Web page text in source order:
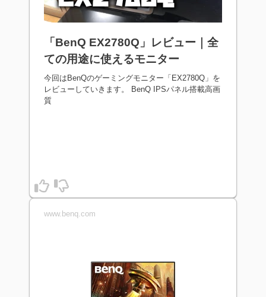
「BenQ EX2780Q」レビュー｜全
ての用途に使えるモニター
今回はBenQのゲーミングモニター「EX2780Q」を
レビューしていきます。 BenQ IPSパネル搭載高画
質
www.benq.com